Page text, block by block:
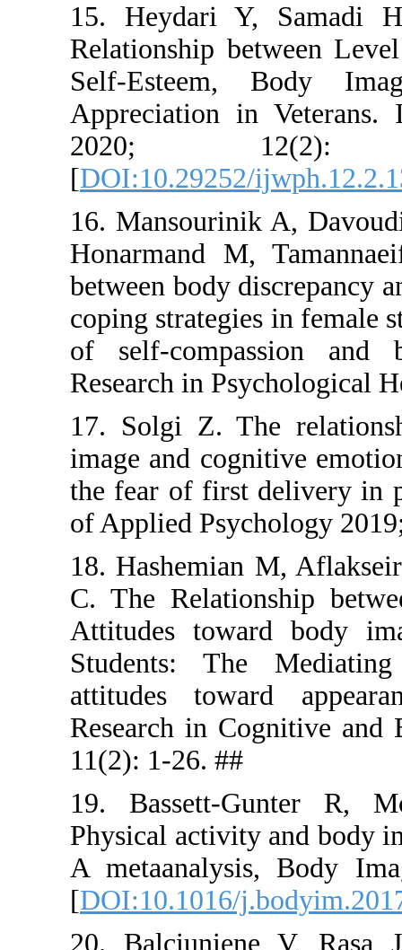
15.
Self-
[
16.
between
coping
of self-
Research
17. Solgi
image and
the fear of
of Applied
18.
C. The
Attitudes
attitudes
Research
19.
Physical
A
[
20.